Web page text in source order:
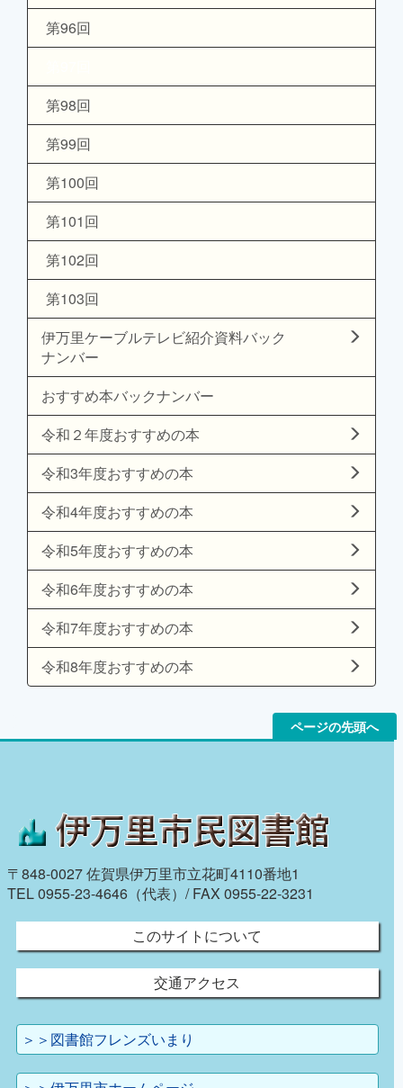
第96回
第98回
第99回
第100回
第101回
第102回
第103回
伊万里ケーブルテレビ紹介資料バック
ナンバー
おすすめ本バックナンバー
令和２年度おすすめの本
令和3年度おすすめの本
令和4年度おすすめの本
令和5年度おすすめの本
令和6年度おすすめの本
令和7年度おすすめの本
令和8年度おすすめの本
ページの先頭へ
〒848-0027 佐賀県伊万里市立花町4110番地1
TEL 0955-23-4646（代表）/ FAX 0955-22-3231
このサイトについて
交通アクセス
＞＞図書館フレンズいまり